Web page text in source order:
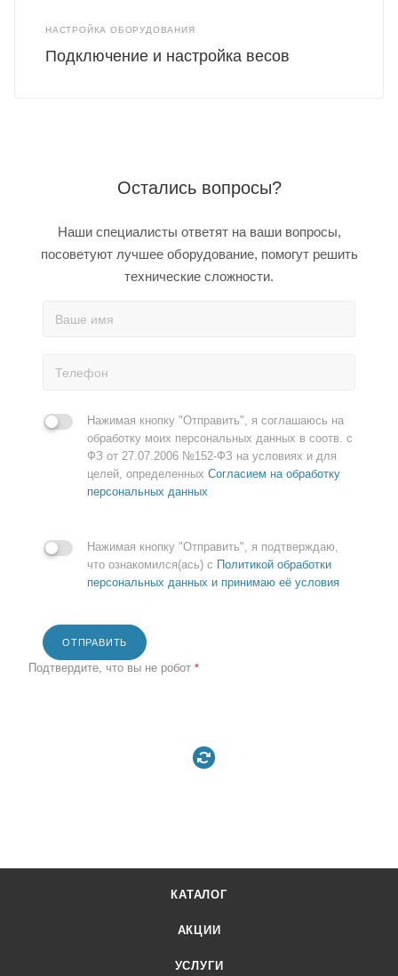
НАСТРОЙКА ОБОРУДОВАНИЯ
Подключение и настройка весов
Остались вопросы?
Наши специалисты ответят на ваши вопросы,
посоветуют лучшее оборудование, помогут решить
технические сложности.
Нажимая кнопку "Отправить", я соглашаюсь на
обработку моих персональных данных в соотв. с
ФЗ от 27.07.2006 №152-ФЗ на условиях и для
целей, определенных Согласием на обработку
персональных данных
Нажимая кнопку "Отправить", я подтверждаю,
что ознакомился(ась) с Политикой обработки
персональных данных и принимаю её условия
ОТПРАВИТЬ
Подтвердите, что вы не робот *
КАТАЛОГ
АКЦИИ
УСЛУГИ